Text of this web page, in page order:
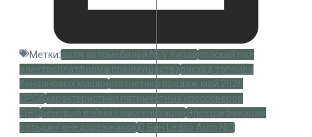
Метки:доля автомобилей NEV Китайплоский пол
электроплатформа преимуществарасход топлива
бензиновых машинстатистика продаж май 2026
CPCAхарактеристики пятиместных кроссоверов
ДВСценовые войны гомогенизацияЭлектрификация
больших внедорожниковЮ Бин Ledao Auto NIO